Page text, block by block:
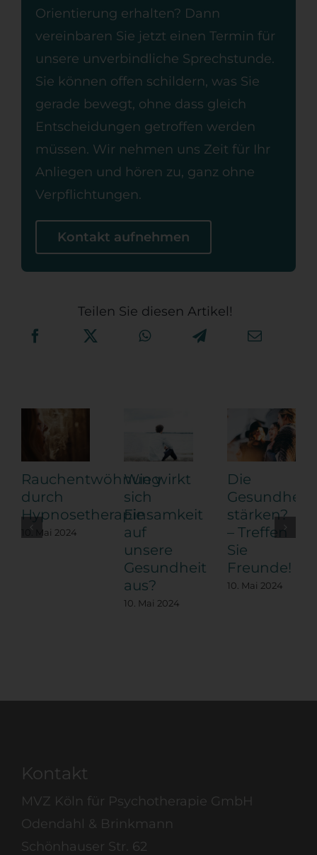
Orientierung erhalten? Dann
vereinbaren Sie jetzt einen Termin für
unsere unverbindliche Sprechstunde.
Sie können offen schildern, was Sie
gerade bewegt, ohne dass gleich
Entscheidungen getroffen werden
müssen. Wir nehmen uns Zeit für Ihr
Anliegen und hören zu, ganz ohne
Verpflichtungen.
Kontakt aufnehmen
Teilen Sie diesen Artikel!
Rauchentwöhnung
durch
Hypnosetherapie
10. Mai 2024
Wie wirkt
sich
Einsamkeit
auf
unsere
Gesundheit
aus?
10. Mai 2024
Die
Gesundheit
stärken?
– Treffen
Sie
Freunde!
10. Mai 2024
Kontakt
MVZ Köln für Psychotherapie GmbH
Odendahl & Brinkmann
Schönhauser Str. 62